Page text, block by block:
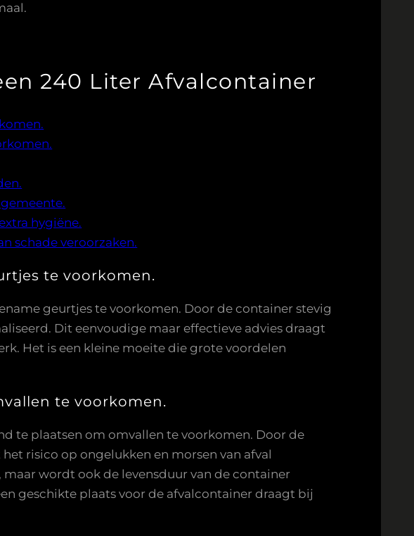
240 Liter Afvalcontainer
hygiëne.
schade veroorzaken.
te voorkomen.
geurtjes te voorkomen. Door de container stevig
Dit eenvoudige maar effectieve advies draagt
Het is een kleine moeite die grote voordelen
te voorkomen.
te plaatsen om omvallen te voorkomen. Door de
risico op ongelukken en morsen van afval
wordt ook de levensduur van de container
geschikte plaats voor de afvalcontainer draagt bij